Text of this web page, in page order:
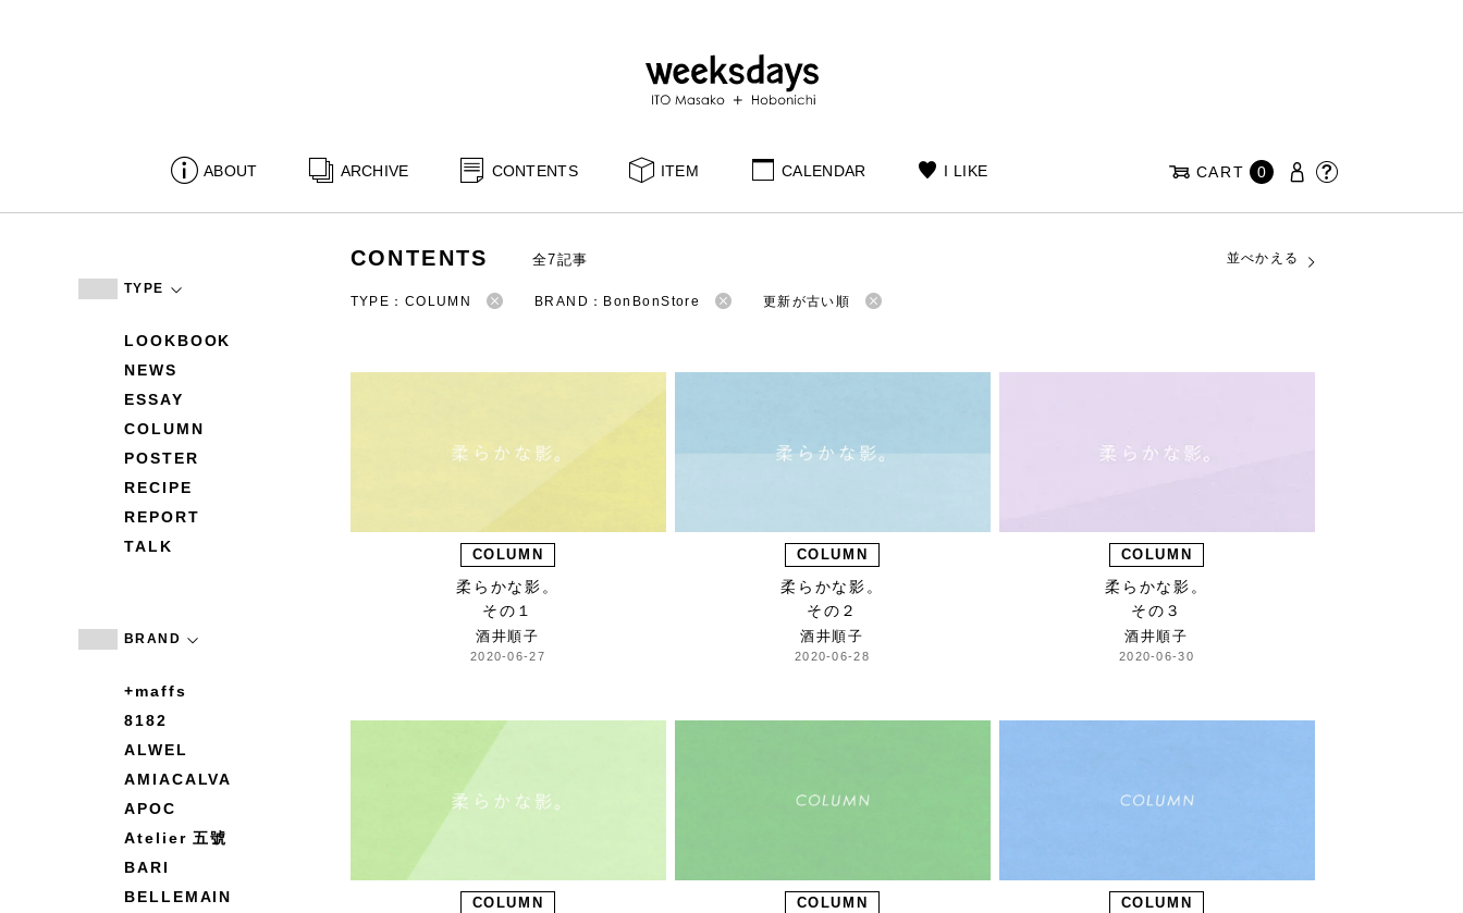
ABOUT ARCHIVE CONTENTS ITEM CALENDAR I LIKE CART 0
TYPE
LOOKBOOK
NEWS
ESSAY
COLUMN
POSTER
RECIPE
REPORT
TALK
BRAND
+maffs
8182
ALWEL
AMIACALVA
APOC
Atelier 五號
BARI
BELLEMAIN
CONTENTS 全7記事 並べかえる
TYPE：COLUMN BRAND：BonBonStore 更新が古い順
COLUMN
柔らかな影。
その１
酒井順子
2020-06-27
COLUMN
柔らかな影。
その２
酒井順子
2020-06-28
COLUMN
柔らかな影。
その３
酒井順子
2020-06-30
COLUMN COLUMN COLUMN